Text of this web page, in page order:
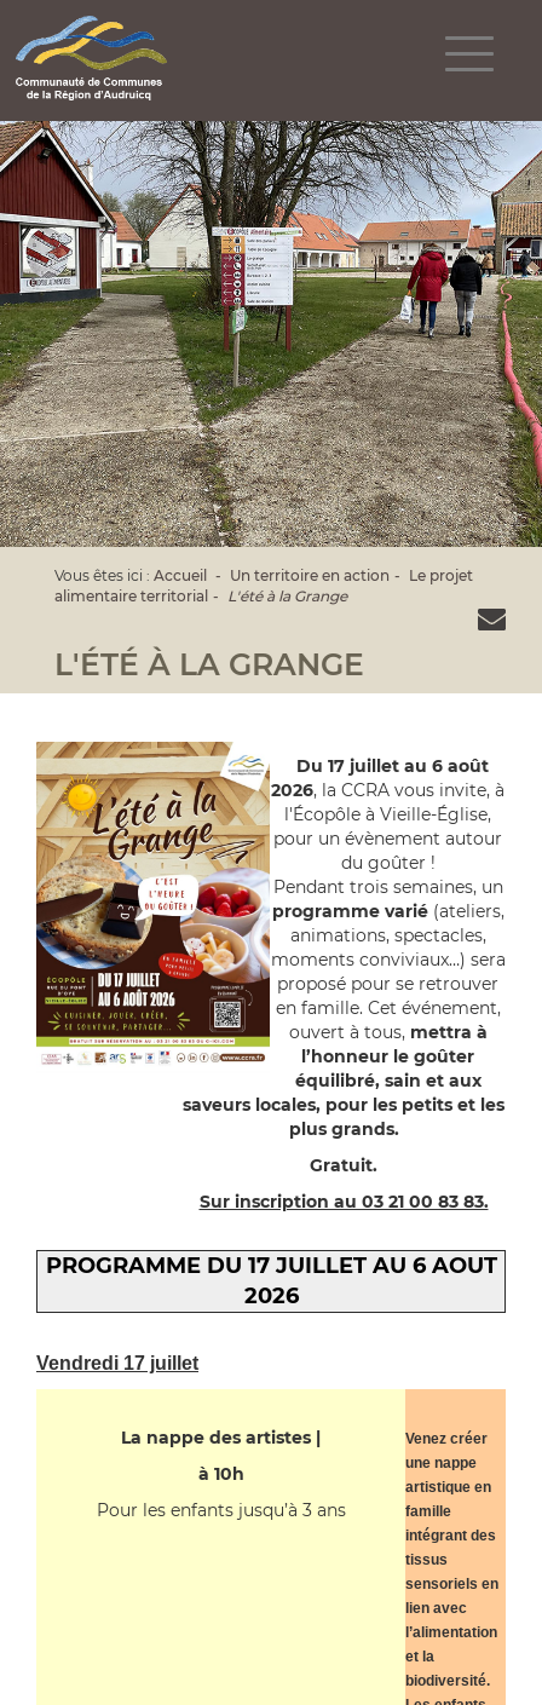
Vous êtes ici : Accueil Un territoire en action
Le projet
alimentaire territorial
L'été à la Grange
L'ÉTÉ À LA GRANGE
Du 17 juillet au 6 août
2026, la CCRA vous invite, à
l'Écopôle à Vieille-Église,
pour un évènement autour
du goûter !
Pendant trois semaines, un
programme varié(ateliers,
animations, spectacles,
moments conviviaux…) sera
proposé pour se retrouver
en famille. Cet événement,
ouvert à tous, mettra à
l’honneur le goûter
équilibré, sain et aux
saveurs locales, pour les petits et les
plus grands.
Gratuit.
Sur inscription au 03 21 00 83 83.
PROGRAMME DU 17 JUILLET AU 6 AOUT
2026
Vendredi 17 juillet
La nappe des artistes |
à 10h
Pour les enfants jusqu’à 3 ans
Venez créer
une nappe
artistique en
famille
intégrant des
tissus
sensoriels en
lien avec
l’alimentation
et la
biodiversité.